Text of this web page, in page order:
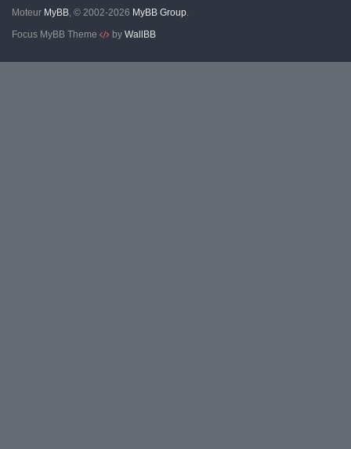
Moteur MyBB, © 2002-2026 MyBB Group.
Focus MyBB Theme
by WallBB